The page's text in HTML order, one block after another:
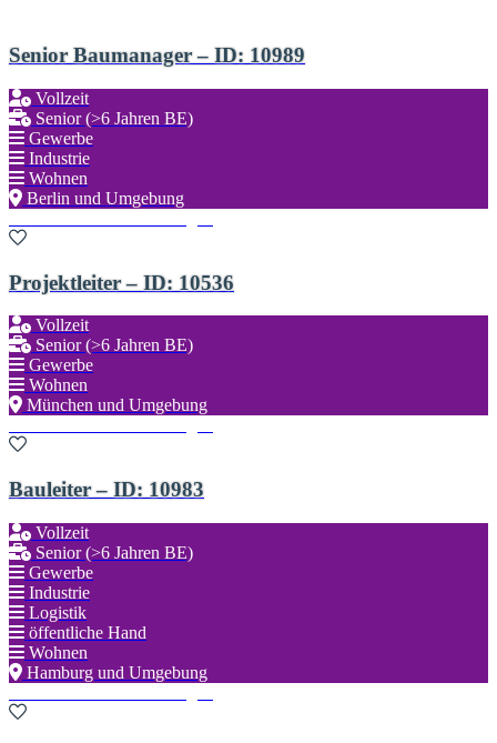
Senior Baumanager – ID: 10989
Vollzeit
Senior (>6 Jahren BE)
Gewerbe
Industrie
Wohnen
Berlin und Umgebung
Projektleiter – ID: 10536
Vollzeit
Senior (>6 Jahren BE)
Gewerbe
Wohnen
München und Umgebung
Bauleiter – ID: 10983
Vollzeit
Senior (>6 Jahren BE)
Gewerbe
Industrie
Logistik
öffentliche Hand
Wohnen
Hamburg und Umgebung